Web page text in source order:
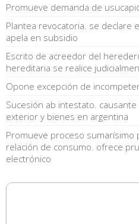
Promueve demanda de
Plantea revocatoria. se declare
apela en subsidio
Escrito de acreedor del
hereditaria se realice
Opone excepción de
Sucesión ab intestato.
exterior y bienes en argentina
Promueve proceso sumarísimo
relación de consumo. ofrece
electrónico